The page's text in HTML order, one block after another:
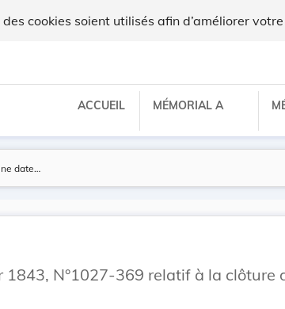
cookies soient utilisés afin d’améliorer
ACCUEIL MÉMORIAL A
N°1027-369 relatif à la clôture